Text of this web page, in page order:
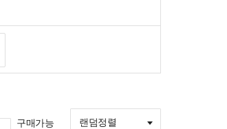
구매가능 랜덤정렬